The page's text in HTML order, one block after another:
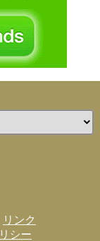
リンク
シー